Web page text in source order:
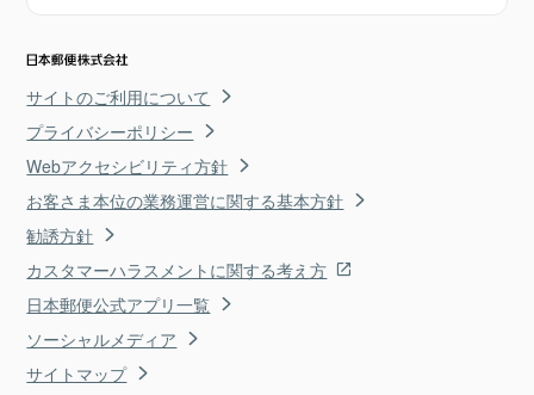
サイトのご利用について
プライバシーポリシー
Webアクセシビリティ方針
お客さま本位の業務運営に関する基本方針
勧誘方針
カスタマーハラスメントに関する考え方
日本郵便公式アプリ一覧
ソーシャルメディア
サイトマップ